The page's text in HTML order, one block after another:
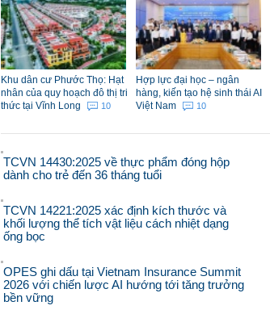
Khu dân cư Phước Thọ: Hạt
nhân của quy hoạch đô thị tri
thức tại Vĩnh Long
10
Hợp lực đại học – ngân
hàng, kiến tạo hệ sinh thái AI
Việt Nam
10
TCVN 14430:2025 về thực phẩm đóng hộp
dành cho trẻ đến 36 tháng tuổi
TCVN 14221:2025 xác định kích thước và
khối lượng thể tích vật liệu cách nhiệt dạng
ống bọc
OPES ghi dấu tại Vietnam Insurance Summit
2026 với chiến lược AI hướng tới tăng trưởng
bền vững